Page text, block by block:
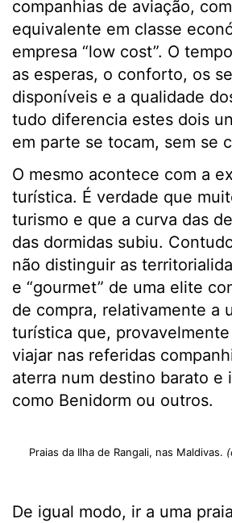
companhias de aviação,
equivalente em classe
empresa “low cost”. O
as esperas, o conforto, os
disponíveis e a qualidade
tudo diferencia estes dois
em parte se tocam, sem se
O mesmo acontece com a
turística. É verdade que
turismo e que a curva das
das dormidas subiu.
não distinguir as
e “gourmet” de uma elite
de compra, relativamente a
turística que,
viajar nas referidas
aterra num destino barato e
como Benidorm ou outros.
Praias da Ilha de Rangali, nas Maldivas.
De igual modo, ir a uma